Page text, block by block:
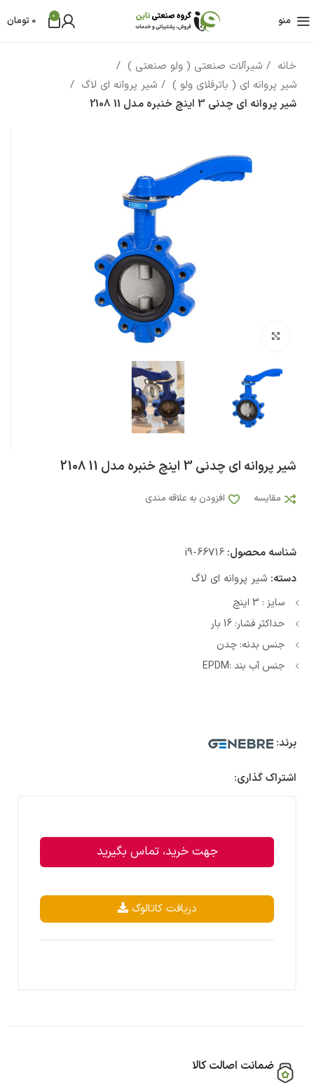
منو 0
0 تومان
خانه
شیرآلات صنعتی ( ولو صنعتی )
شیر پروانه ای ( باترفلای ولو )
شیر پروانه ای لاگ
شیر پروانه ای چدنی 3 اینچ خنبره مدل 11 2108
شیر پروانه ای چدنی 3 اینچ خنبره مدل 11 2108
مقایسه افزودن به علاقه مندی
شناسه محصول: i9-66716
دسته: شیر پروانه ای لاگ
سایز : 3 اینچ
حداکثر فشار: 16 بار
جنس بدنه: چدن
جنس آب بند :EPDM
برند:
اشتراک گذاری:
جهت خرید، تماس بگیرید
دریافت کاتالوگ
ضمانت اصالت کالا